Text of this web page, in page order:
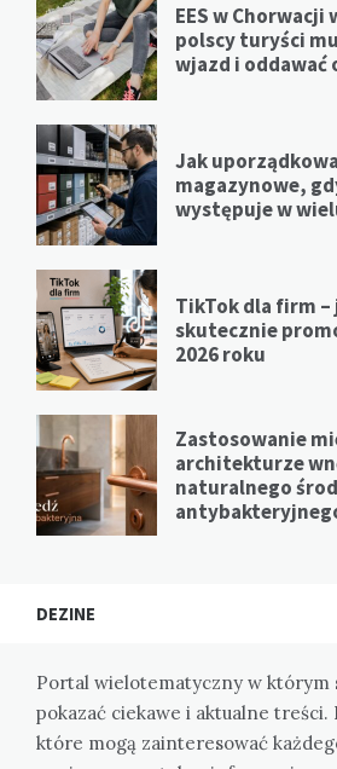
EES w Chorwacji
polscy turyści
wjazd i oddawać
Jak
magazynowe,
występuje w
TikTok dla firm –
skutecznie
2026 roku
Zastosowanie
architekturze
naturalnego
DEZINE
Portal wielotematyczny w którym
pokazać ciekawe i aktualne
które mogą zainteresować